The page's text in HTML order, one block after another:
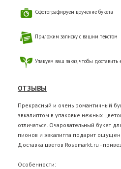
Сфотографируем вручение букета
Приложим записку с вашим текстом
Упакуем ваш заказ, чтобы доставить
ОТЗЫВЫ
Прекрасный и очень романтичный
эвкалиптом в упаковке нежных
отличаться. Очаровательный букет
пионов и эвкалипта подарит
Доставка цветов Rosemarkt.ru -
Особенности: